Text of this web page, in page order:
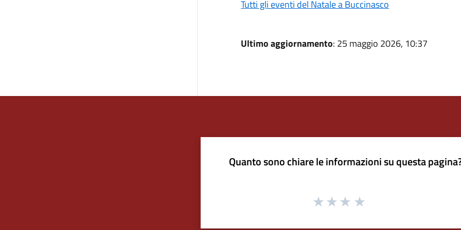
Tutti gli eventi del Natale a Buccinasco
Ultimo aggiornamento: 25 maggio 2026, 10:37
Quanto sono chiare le informazioni su questa